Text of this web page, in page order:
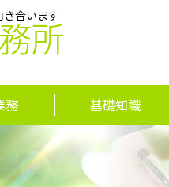
き合います
所
務 基礎知識